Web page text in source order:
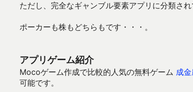
ただし、完全なギャンブル要素アプリに分類され
ポーカーも株もどちらもです・・・。
アプリゲーム紹介
Mocoゲーム作成で比較的人気の無料ゲーム 成
可能です。